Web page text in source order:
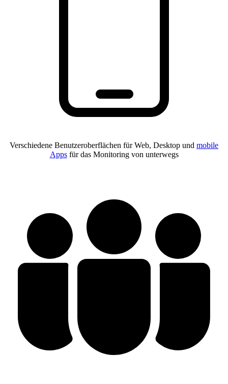
Verschiedene Benutzeroberflächen für Web, Desktop und mobile
Appsfür das Monitoring von unterwegs